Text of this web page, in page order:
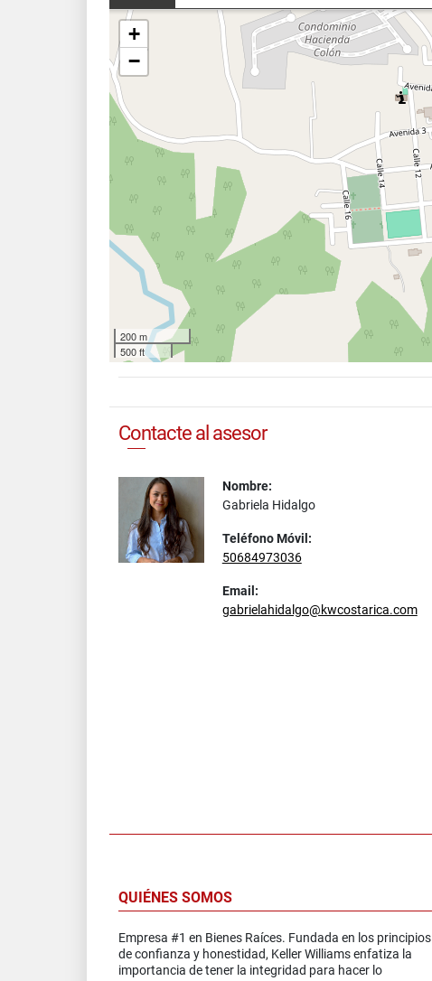
+
−
200 m
500 ft
Contacte al asesor
Nombre:
Gabriela Hidalgo
Teléfono Móvil:
50684973036
Email:
gabrielahidalgo@kwcostarica.com
QUIÉNES SOMOS
Empresa #1 en Bienes Raíces. Fundada en los principios
de confianza y honestidad, Keller Williams enfatiza la
importancia de tener la integridad para hacer lo